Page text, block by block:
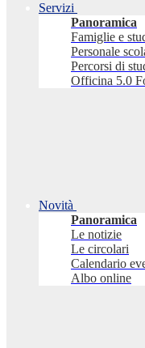
Servizi
Panoramica
Famiglie e
Personale
Percorsi di
Officina 5.0
Novità
Panoramica
Le notizie
Le circolari
Calendario
Albo online